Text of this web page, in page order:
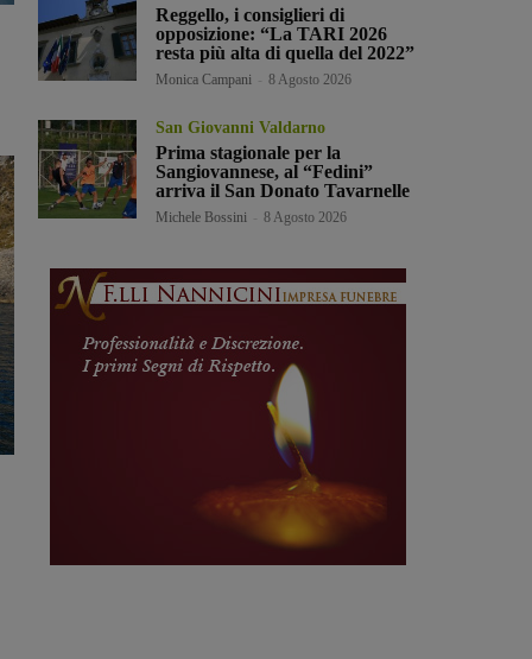
Reggello, i consiglieri di
opposizione: “La TARI 2026
resta più alta di quella del 2022”
Monica Campani 8 Agosto 2026
San Giovanni Valdarno
Prima stagionale per la
Sangiovannese, al “Fedini”
arriva il San Donato Tavarnelle
Michele Bossini 8 Agosto 2026